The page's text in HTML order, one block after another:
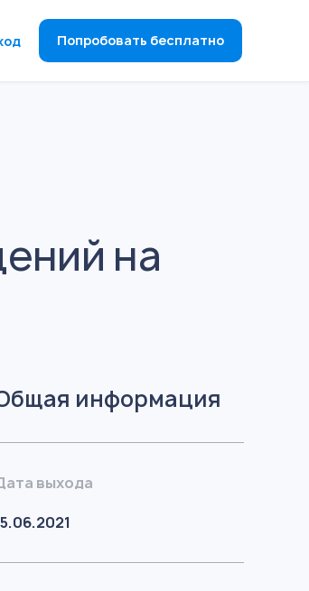
Попробовать бесплатно
на
информация
выхода